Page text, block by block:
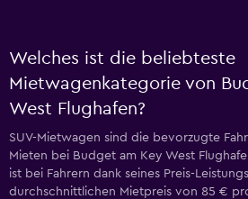
Welches ist die beliebteste
Mietwagenkategorie von
West Flughafen?
SUV-Mietwagen sind die bevorzugte
Mieten bei Budget am Key West
ist bei Fahrern dank seines Preis-
durchschnittlichen Mietpreis von 85 €